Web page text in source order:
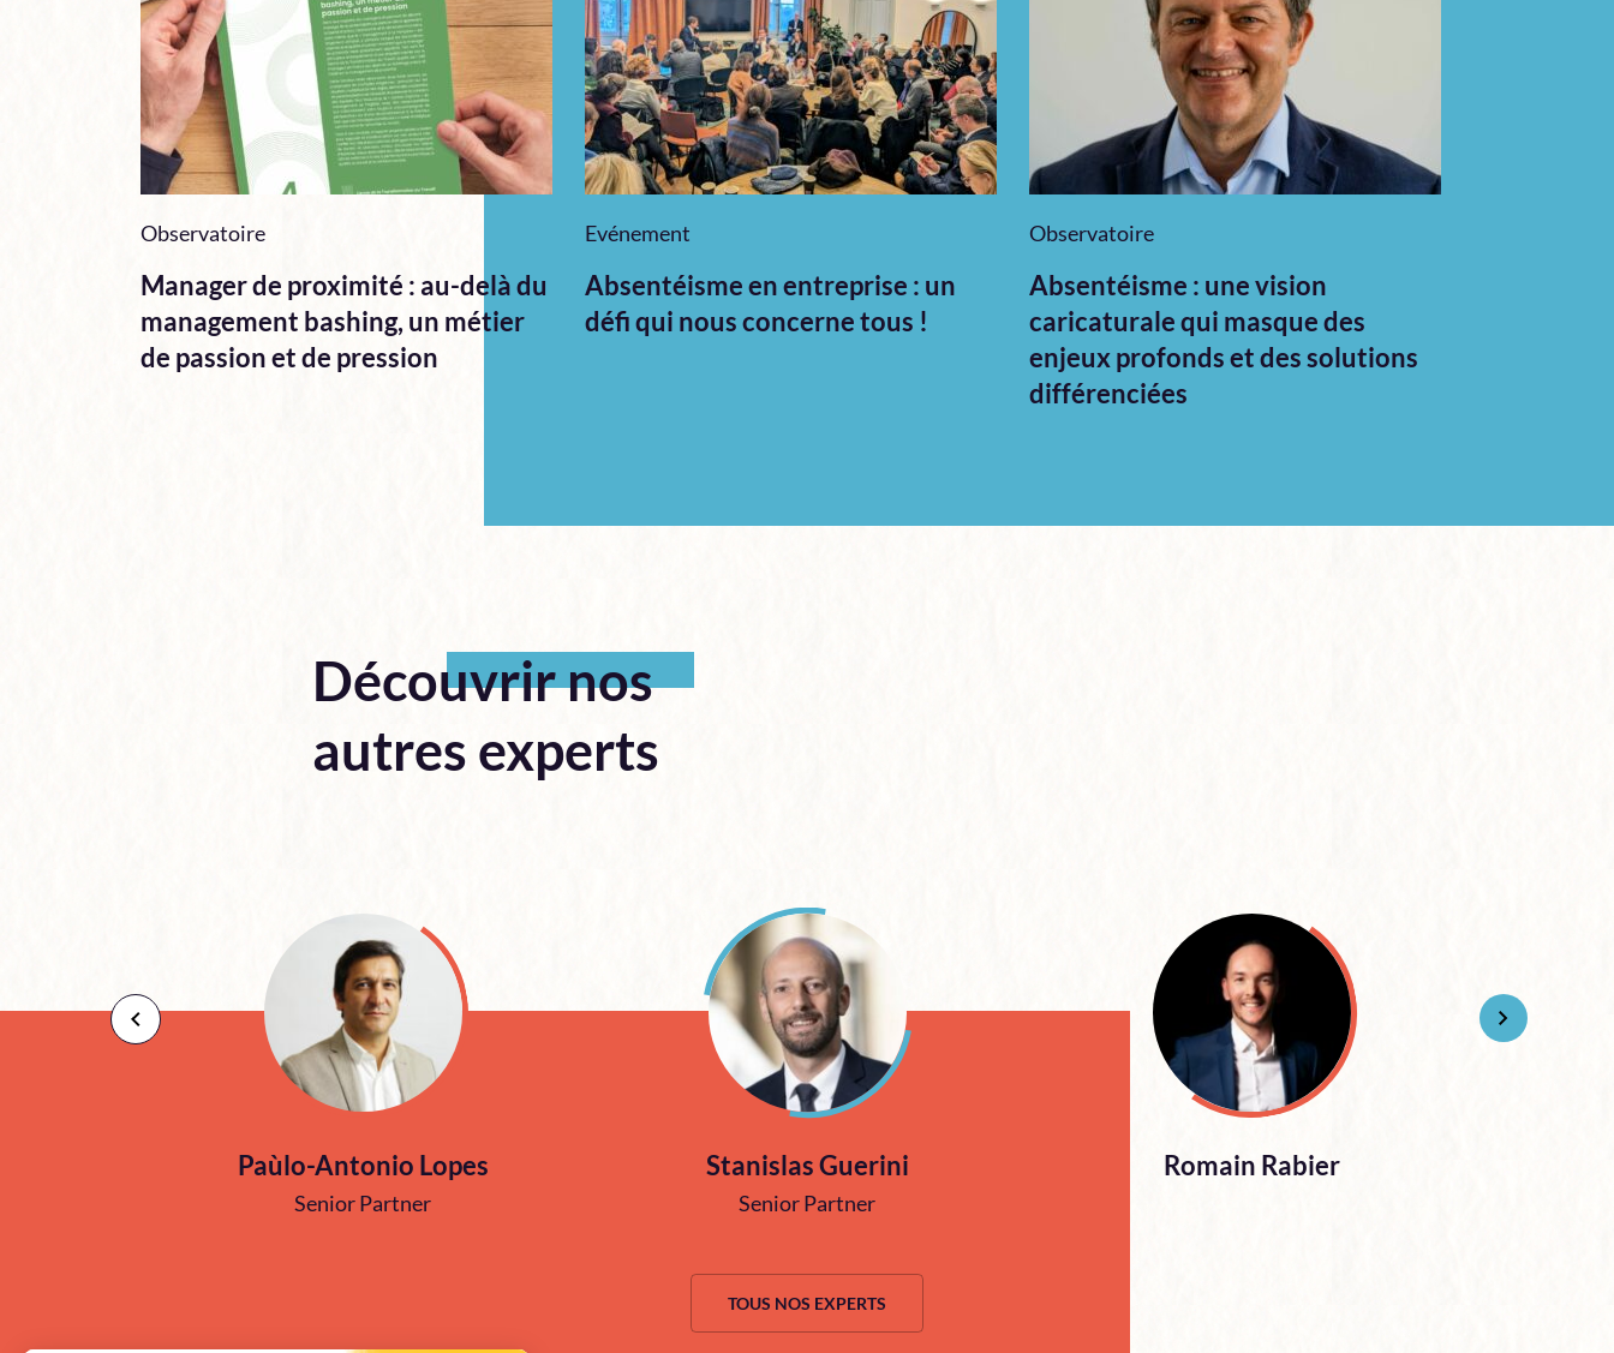
Observatoire
Manager de proximité : au-delà du
management bashing, un métier
de passion et de pression
Evénement
Absentéisme en entreprise : un
défi qui nous concerne tous !
Observatoire
Absentéisme : une vision
caricaturale qui masque des
enjeux profonds et des solutions
différenciées
Découvrir nos
autres experts
Paùlo-Antonio Lopes
Senior Partner
Stanislas Guerini
Senior Partner
Romain Rabier
TOUS NOS EXPERTS